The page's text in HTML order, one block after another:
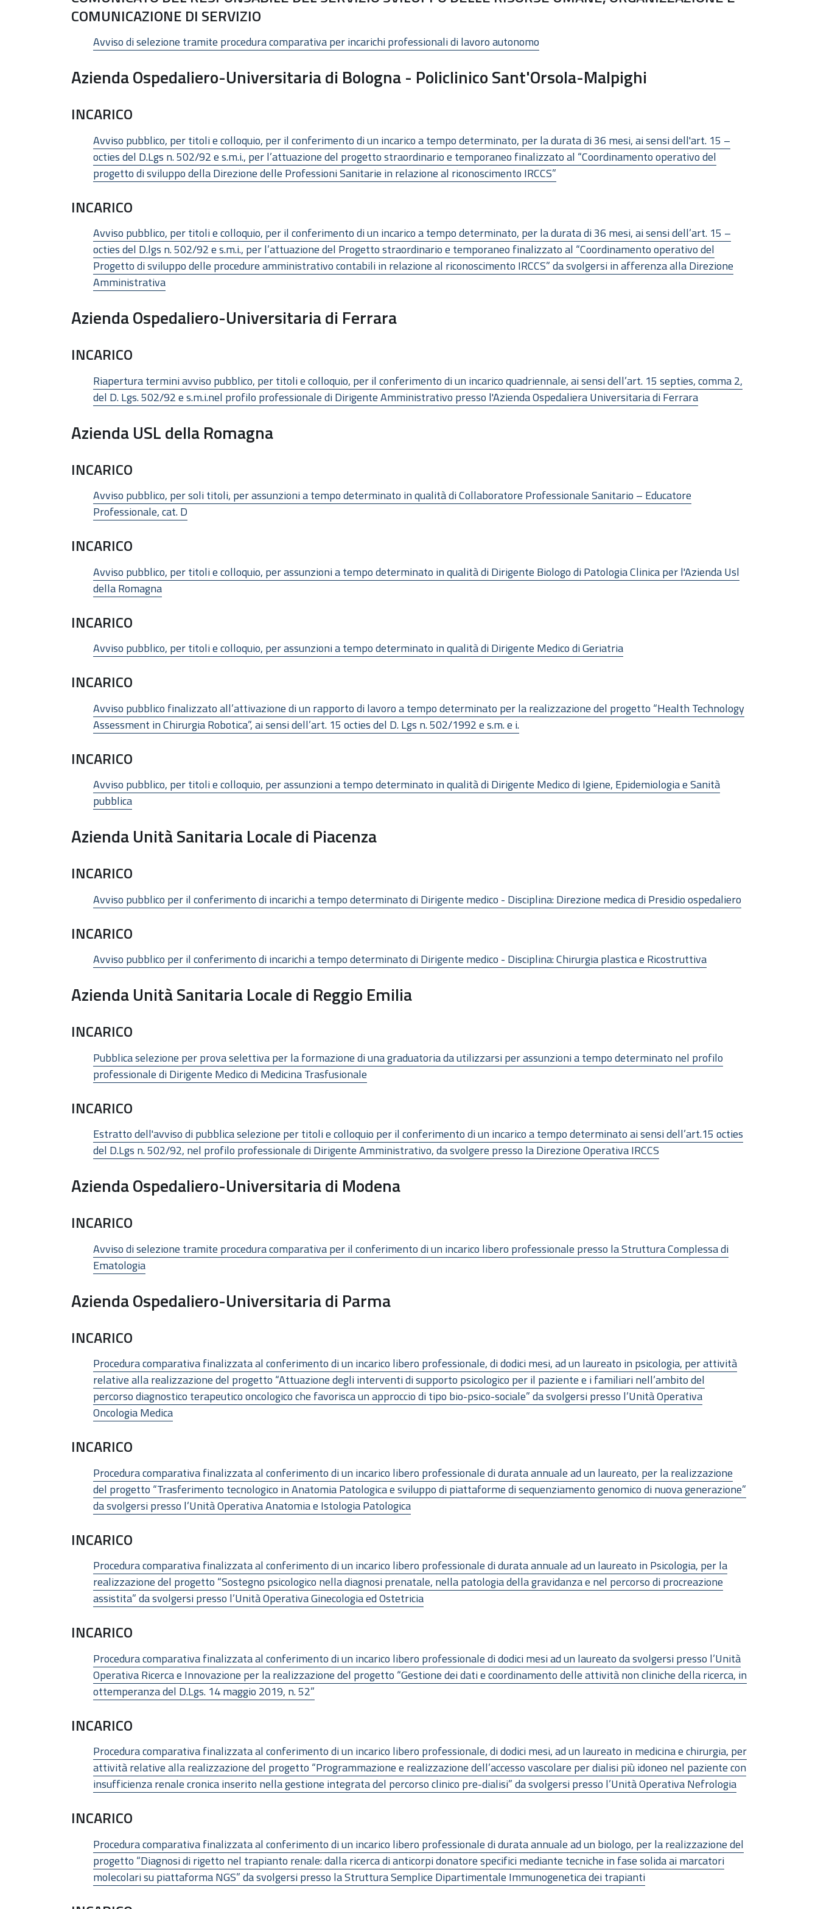
COMUNICAZIONE DI SERVIZIO
Avviso di selezione tramite procedura comparativa per incarichi professionali di lavoro autonomo
Azienda Ospedaliero-Universitaria di Bologna - Policlinico Sant'Orsola-Malpighi
INCARICO
Avviso pubblico, per titoli e colloquio, per il conferimento di un incarico a tempo determinato, per la durata di 36 mesi, ai sensi dell'art. 15 –
octies del D.Lgs n. 502/92 e s.m.i., per l’attuazione del progetto straordinario e temporaneo finalizzato al “Coordinamento operativo del
progetto di sviluppo della Direzione delle Professioni Sanitarie in relazione al riconoscimento IRCCS”
INCARICO
Avviso pubblico, per titoli e colloquio, per il conferimento di un incarico a tempo determinato, per la durata di 36 mesi, ai sensi dell’art. 15 –
octies del D.lgs n. 502/92 e s.m.i., per l’attuazione del Progetto straordinario e temporaneo finalizzato al “Coordinamento operativo del
Progetto di sviluppo delle procedure amministrativo contabili in relazione al riconoscimento IRCCS” da svolgersi in afferenza alla Direzione
Amministrativa
Azienda Ospedaliero-Universitaria di Ferrara
INCARICO
Riapertura termini avviso pubblico, per titoli e colloquio, per il conferimento di un incarico quadriennale, ai sensi dell’art. 15 septies, comma 2,
del D. Lgs. 502/92 e s.m.i.nel profilo professionale di Dirigente Amministrativo presso l'Azienda Ospedaliera Universitaria di Ferrara
Azienda USL della Romagna
INCARICO
Avviso pubblico, per soli titoli, per assunzioni a tempo determinato in qualità di Collaboratore Professionale Sanitario – Educatore
Professionale, cat. D
INCARICO
Avviso pubblico, per titoli e colloquio, per assunzioni a tempo determinato in qualità di Dirigente Biologo di Patologia Clinica per l'Azienda Usl
della Romagna
INCARICO
Avviso pubblico, per titoli e colloquio, per assunzioni a tempo determinato in qualità di Dirigente Medico di Geriatria
INCARICO
Avviso pubblico finalizzato all’attivazione di un rapporto di lavoro a tempo determinato per la realizzazione del progetto “Health Technology
Assessment in Chirurgia Robotica”, ai sensi dell’art. 15 octies del D. Lgs n. 502/1992 e s.m. e i.
INCARICO
Avviso pubblico, per titoli e colloquio, per assunzioni a tempo determinato in qualità di Dirigente Medico di Igiene, Epidemiologia e Sanità
pubblica
Azienda Unità Sanitaria Locale di Piacenza
INCARICO
Avviso pubblico per il conferimento di incarichi a tempo determinato di Dirigente medico - Disciplina: Direzione medica di Presidio ospedaliero
INCARICO
Avviso pubblico per il conferimento di incarichi a tempo determinato di Dirigente medico - Disciplina: Chirurgia plastica e Ricostruttiva
Azienda Unità Sanitaria Locale di Reggio Emilia
INCARICO
Pubblica selezione per prova selettiva per la formazione di una graduatoria da utilizzarsi per assunzioni a tempo determinato nel profilo
professionale di Dirigente Medico di Medicina Trasfusionale
INCARICO
Estratto dell'avviso di pubblica selezione per titoli e colloquio per il conferimento di un incarico a tempo determinato ai sensi dell’art.15 octies
del D.Lgs n. 502/92, nel profilo professionale di Dirigente Amministrativo, da svolgere presso la Direzione Operativa IRCCS
Azienda Ospedaliero-Universitaria di Modena
INCARICO
Avviso di selezione tramite procedura comparativa per il conferimento di un incarico libero professionale presso la Struttura Complessa di
Ematologia
Azienda Ospedaliero-Universitaria di Parma
INCARICO
Procedura comparativa finalizzata al conferimento di un incarico libero professionale, di dodici mesi, ad un laureato in psicologia, per attività
relative alla realizzazione del progetto “Attuazione degli interventi di supporto psicologico per il paziente e i familiari nell’ambito del
percorso diagnostico terapeutico oncologico che favorisca un approccio di tipo bio-psico-sociale” da svolgersi presso l’Unità Operativa
Oncologia Medica
INCARICO
Procedura comparativa finalizzata al conferimento di un incarico libero professionale di durata annuale ad un laureato, per la realizzazione
del progetto “Trasferimento tecnologico in Anatomia Patologica e sviluppo di piattaforme di sequenziamento genomico di nuova generazione”
da svolgersi presso l’Unità Operativa Anatomia e Istologia Patologica
INCARICO
Procedura comparativa finalizzata al conferimento di un incarico libero professionale di durata annuale ad un laureato in Psicologia, per la
realizzazione del progetto “Sostegno psicologico nella diagnosi prenatale, nella patologia della gravidanza e nel percorso di procreazione
assistita” da svolgersi presso l’Unità Operativa Ginecologia ed Ostetricia
INCARICO
Procedura comparativa finalizzata al conferimento di un incarico libero professionale di dodici mesi ad un laureato da svolgersi presso l’Unità
Operativa Ricerca e Innovazione per la realizzazione del progetto “Gestione dei dati e coordinamento delle attività non cliniche della ricerca, in
ottemperanza del D.Lgs. 14 maggio 2019, n. 52”
INCARICO
Procedura comparativa finalizzata al conferimento di un incarico libero professionale, di dodici mesi, ad un laureato in medicina e chirurgia, per
attività relative alla realizzazione del progetto “Programmazione e realizzazione dell’accesso vascolare per dialisi più idoneo nel paziente con
insufficienza renale cronica inserito nella gestione integrata del percorso clinico pre-dialisi” da svolgersi presso l’Unità Operativa Nefrologia
INCARICO
Procedura comparativa finalizzata al conferimento di un incarico libero professionale di durata annuale ad un biologo, per la realizzazione del
progetto “Diagnosi di rigetto nel trapianto renale: dalla ricerca di anticorpi donatore specifici mediante tecniche in fase solida ai marcatori
molecolari su piattaforma NGS” da svolgersi presso la Struttura Semplice Dipartimentale Immunogenetica dei trapianti